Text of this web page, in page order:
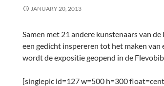
JANUARY 20, 2013
Samen met 21 andere kunstenaars van
een gedicht inspereren tot het maken van
wordt de expositie geopend in de
[singlepic id=127 w=500 h=300